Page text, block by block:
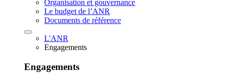
Organisation et gouvernance
Le budget de l’ANR
Documents de référence
L'ANR
Engagements
Engagements